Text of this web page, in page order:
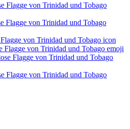
Flagge von Trinidad und Tobago
Flagge von Trinidad und Tobago
von Trinidad und Tobago icon
Flagge von Trinidad und Tobago emoji
Flagge von Trinidad und Tobago
Flagge von Trinidad und Tobago